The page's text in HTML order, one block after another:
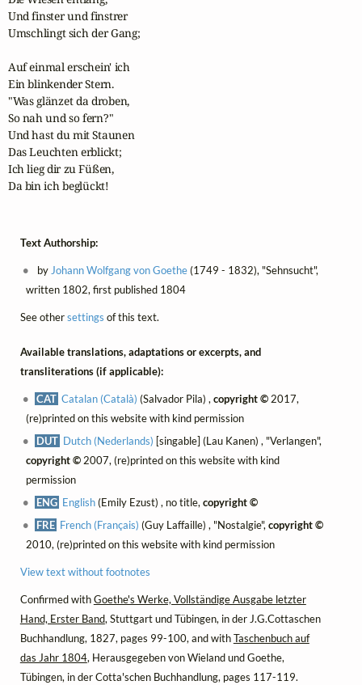
Und finster und finstrer
Umschlingt sich der Gang;
Auf einmal erschein' ich
Ein blinkender Stern.
"Was glänzet da droben,
So nah und so fern?"
Und hast du mit Staunen
Das Leuchten erblickt;
Ich lieg dir zu Füßen,
Da bin ich beglückt!
Text Authorship:
byJohann Wolfgang von Goethe(1749 - 1832), "Sehnsucht",
written 1802, first published 1804
See othersettings of this text.
Available translations, adaptations or excerpts, and
transliterations (if applicable):
CAT Catalan (Català) (Salvador Pila) ,copyright © 2017,
(re)printed on this website with kind permission
DUT Dutch (Nederlands) [singable] (Lau Kanen) , "Verlangen",
copyright ©2007, (re)printed on this website with kind
permission
ENG English(Emily Ezust) , no title,copyright ©
FRE French (Français) (Guy Laffaille) , "Nostalgie",copyright ©
2010, (re)printed on this website with kind permission
View text without footnotes
Confirmed withGoethe's Werke, Vollständige Ausgabe letzter
Hand, Erster Band, Stuttgart und Tübingen, in der J.G.Cottaschen
Buchhandlung, 1827, pages 99-100, and withTaschenbuch auf
das Jahr 1804, Herausgegeben von Wieland und Goethe,
Tübingen, in der Cotta'schen Buchhandlung, pages 117-119.